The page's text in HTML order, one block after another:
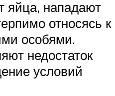
яйца, нападают
относясь к
особями.
недостаток
условий